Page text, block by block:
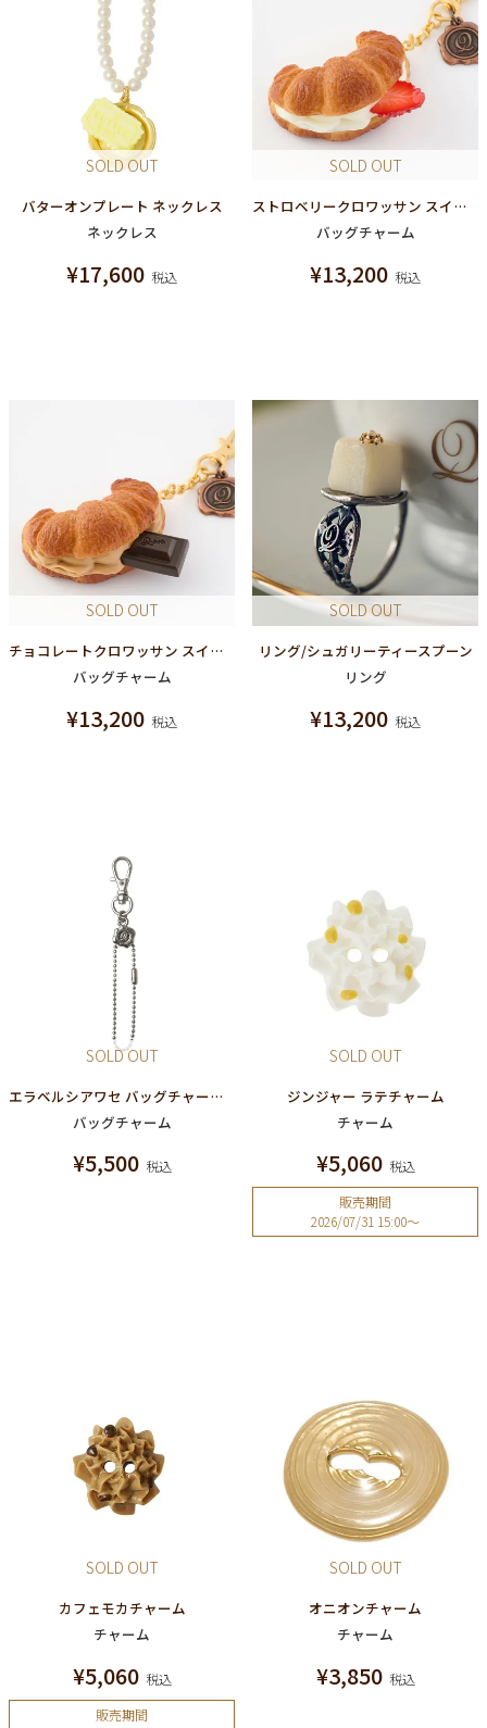
SOLD OUT
バターオンプレート ネックレス
ネックレス
¥17,600 税込
SOLD OUT
ストロベリークロワッサン スイーツサンド バッグチャーム
バッグチャーム
¥13,200 税込
SOLD OUT
チョコレートクロワッサン スイーツサンド バッグチャーム
バッグチャーム
¥13,200 税込
SOLD OUT
リング/シュガリーティースプーン
リング
¥13,200 税込
SOLD OUT
エラベルシアワセ バッグチャーム チェーン
バッグチャーム
¥5,500 税込
SOLD OUT
ジンジャー ラテチャーム
チャーム
¥5,060 税込
販売期間
2026/07/31 15:00〜
SOLD OUT
カフェモカチャーム
チャーム
¥5,060 税込
販売期間
SOLD OUT
オニオンチャーム
チャーム
¥3,850 税込